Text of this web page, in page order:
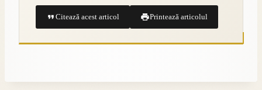
Citează acest articol Printează articolul